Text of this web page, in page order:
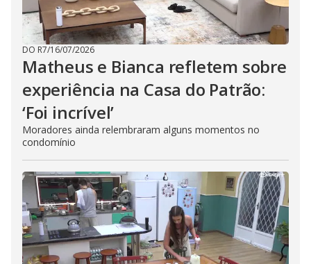
DO R7/16/07/2026
Matheus e Bianca refletem sobre
experiência na Casa do Patrão:
‘Foi incrível’
Moradores ainda relembraram alguns momentos no
condomínio